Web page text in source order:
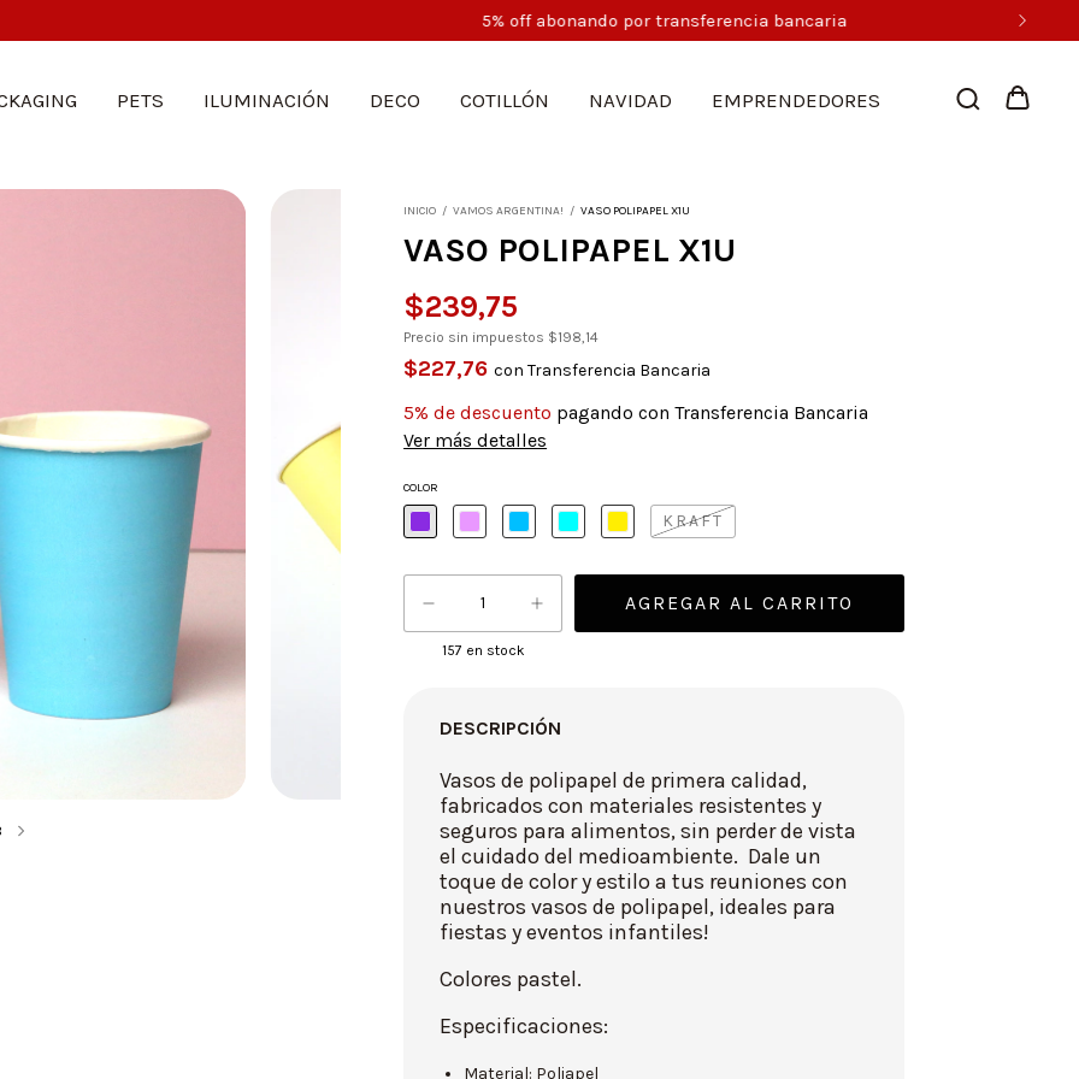
PETS ILUMINACIÓN DECO COTILLÓN NAVIDAD EMPRENDEDORES
INICIO / VAMOS ARGENTINA! / VASO POLIPAPEL X1U
VASO POLIPAPEL X1U
$239,75
Precio sin impuestos $198,14
$227,76con Transferencia Bancaria
5% de descuento pagando con Transferencia Bancaria
Ver más detalles
COLOR
KRAFT
157 en stock
DESCRIPCIÓN
Vasos de polipapel de primera calidad,
fabricados con materiales resistentes y
seguros para alimentos, sin perder de vista
el cuidado del medioambiente. Dale un
toque de color y estilo a tus reuniones con
nuestros vasos de polipapel, ideales para
fiestas y eventos infantiles!
Colores pastel.
Especificaciones:
Material: Poliapel